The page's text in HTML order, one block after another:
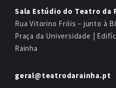
Sala Estúdio do Teatro da
Rua Vitorino Fróis – junto à
Praça da Universidade |
Rainha
geral@teatrodarainha.pt